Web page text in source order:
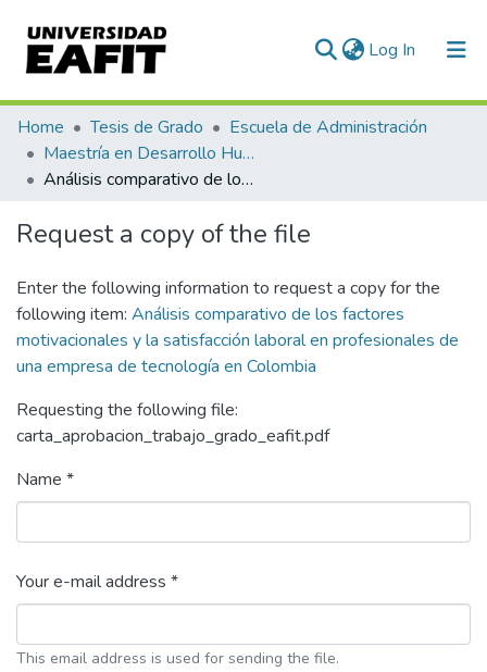
Log In (current)
Communities & Collections
All of DSpace
Home Tesis de Grado
Escuela de Administración
Maestría en Desarrollo Humano Organizacional (tesis)
Análisis comparativo de los factores motivacionales y la satisfacción laboral en profesionales de una empresa de tecnología en Colombia
Request a copy of the file
Enter the following information to request a copy for the
following item: Análisis comparativo de los factores
motivacionales y la satisfacción laboral en profesionales de
una empresa de tecnología en Colombia
Requesting the following file:
carta_aprobacion_trabajo_grado_eafit.pdf
Name *
Your e-mail address *
This email address is used for sending the file.